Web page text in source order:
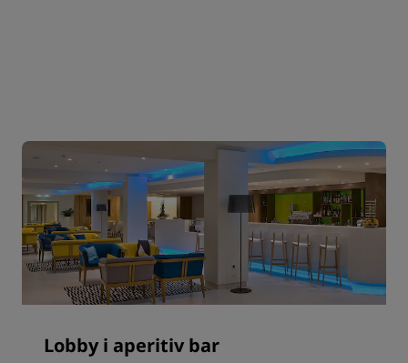
Lobby i aperitiv bar